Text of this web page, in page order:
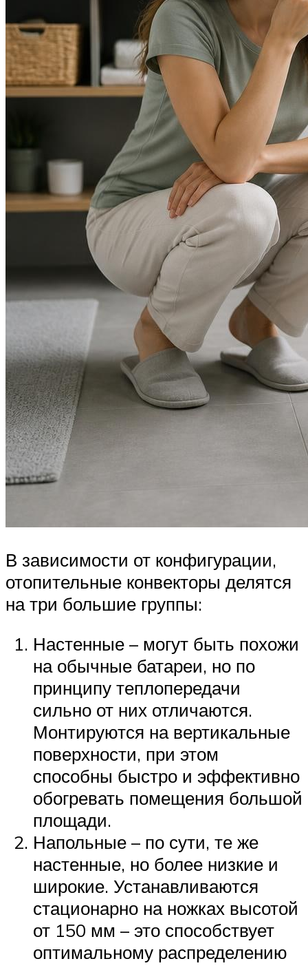
В зависимости от конфигурации,
отопительные конвекторы делятся
на три большие группы:
Настенные – могут быть похожи
на обычные батареи, но по
принципу теплопередачи
сильно от них отличаются.
Монтируются на вертикальные
поверхности, при этом
способны быстро и эффективно
обогревать помещения большой
площади.
Напольные – по сути, те же
настенные, но более низкие и
широкие. Устанавливаются
стационарно на ножках высотой
от 150 мм – это способствует
оптимальному распределению